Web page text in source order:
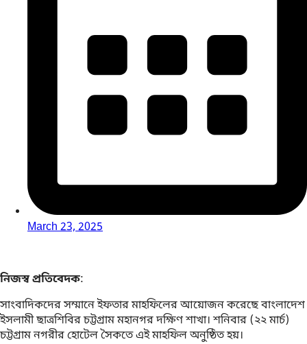
March 23, 2025
নিজস্ব প্রতিবেদক:
সাংবাদিকদের সম্মানে ইফতার মাহফিলের আয়োজন করেছে বাংলাদেশ
ইসলামী ছাত্রশিবির চট্টগ্রাম মহানগর দক্ষিণ শাখা। শনিবার (২২ মার্চ)
চট্টগ্রাম নগরীর হোটেল সৈকতে এই মাহফিল অনুষ্ঠিত হয়।